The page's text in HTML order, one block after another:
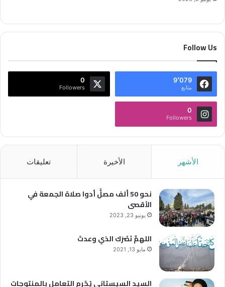
Follow Us
9٬079
متابع
0
Followers
0
Followers
الأشهر الأخيرة تعليقات
نحو 50 ألف مصلٍّ أدوا صلاة الجمعة في
الأقصى
يونيو 23, 2023
اللهمَّ نَصْرَك الذي وعدتَ
مايو 13, 2021
السيد السيستاني يُحّرم التعامل بالمنتوجات